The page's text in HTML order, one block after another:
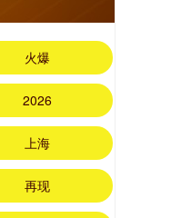
火爆
2026
上海
再现